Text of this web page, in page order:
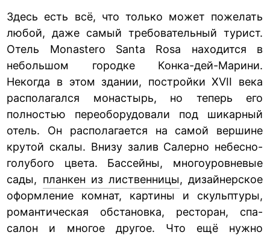
Здесь есть всё, что только может пожелать
любой, даже самый требовательный турист.
Отель Monastero Santa Rosa находится в
небольшом городке Конка-дей-Марини.
Некогда в этом здании, постройки XVII века
располагался монастырь, но теперь его
полностью переоборудовали под шикарный
отель. Он располагается на самой вершине
крутой скалы. Внизу залив Салерно небесно-
голубого цвета. Бассейны, многоуровневые
сады, планкен из лиственницы, дизайнерское
оформление комнат, картины и скульптуры,
романтическая обстановка, ресторан, спа-
салон и многое другое. Что ещё нужно